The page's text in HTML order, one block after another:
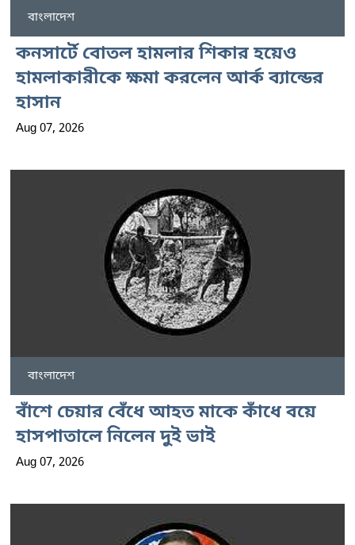
বাংলাদেশ
কনসার্টে বোতল হামলার শিকার হয়েও
হামলাকারীকে ক্ষমা করলেন আর্ক ব্যান্ডের
হাসান
Aug 07, 2026
বাংলাদেশ
বাঁশে চেয়ার বেঁধে আহত মাকে কাঁধে বয়ে
হাসপাতালে নিলেন দুই ভাই
Aug 07, 2026